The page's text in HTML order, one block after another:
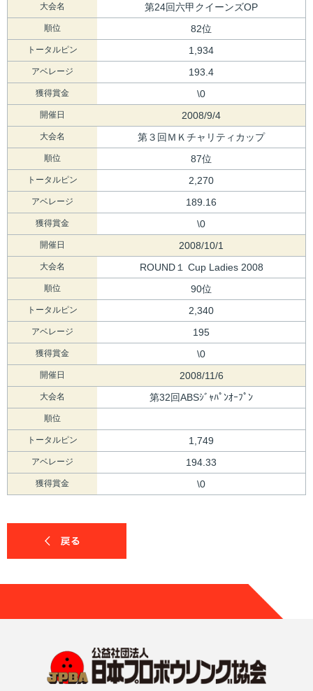
大会名 第24回六甲クイーンズOP
順位 82位
トータルピン 1,934
アベレージ 193.4
獲得賞金 \0
開催日 2008/9/4
大会名 第３回ＭＫチャリティカップ
順位 87位
トータルピン 2,270
アベレージ 189.16
獲得賞金 \0
開催日 2008/10/1
大会名 ROUND１ Cup Ladies 2008
順位 90位
トータルピン 2,340
アベレージ 195
獲得賞金 \0
開催日 2008/11/6
大会名 第32回ABSｼﾞｬﾊﾟﾝｵｰﾌﾟﾝ
順位
トータルピン 1,749
アベレージ 194.33
獲得賞金 \0